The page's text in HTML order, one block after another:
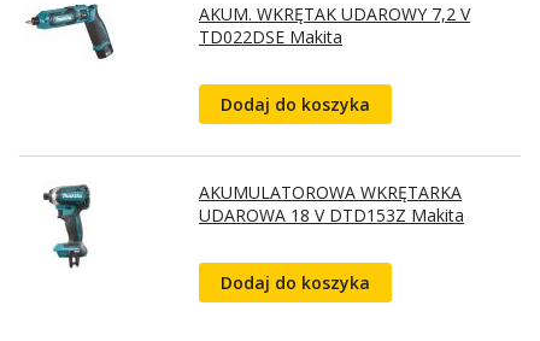
AKUM. WKRĘTAK UDAROWY 7,2 V
TD022DSE Makita
Dodaj do koszyka
AKUMULATOROWA WKRĘTARKA
UDAROWA 18 V DTD153Z Makita
Dodaj do koszyka